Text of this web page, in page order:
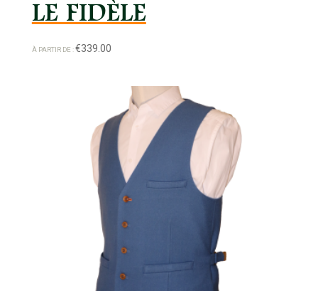
LE FIDÈLE
À PARTIR DE :€339.00